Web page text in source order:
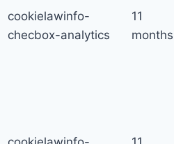
cookielawinfo-
checbox-analytics
11
months